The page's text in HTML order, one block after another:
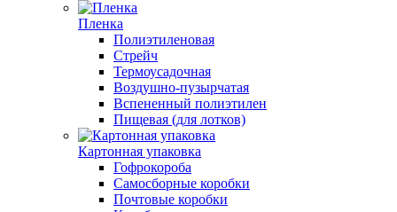
Пленка
Полиэтиленовая
Стрейч
Термоусадочная
Воздушно-пузырчатая
Вспененный полиэтилен
Пищевая (для лотков)
Картонная упаковка
Гофрокороба
Самосборные коробки
Почтовые коробки